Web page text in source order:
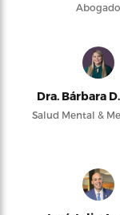
Abogado
Dra. Bárbara
Salud Mental &